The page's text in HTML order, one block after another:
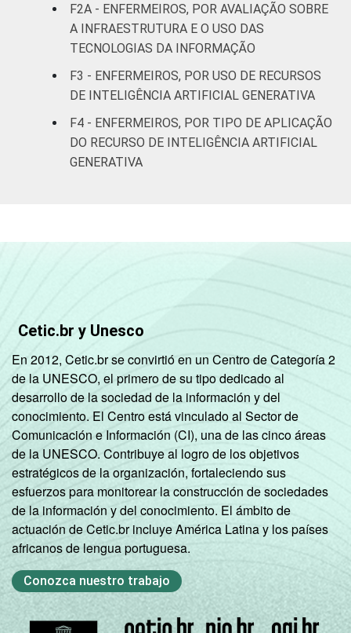
De 41
anos ou
LOCALIZAÇÃO Capital 17 83
Interior 21
F2A - ENFERMEIROS, POR AVALIAÇÃO SOBRE
A INFRAESTRUTURA E O USO DAS
TECNOLOGIAS DA INFORMAÇÃO
F3 - ENFERMEIROS, POR USO DE RECURSOS
DE INTELIGÊNCIA ARTIFICIAL GENERATIVA
F4 - ENFERMEIROS, POR TIPO DE APLICAÇÃO
DO RECURSO DE INTELIGÊNCIA ARTIFICIAL
GENERATIVA
Cetic.br y Unesco
En 2012, Cetic.br se convirtió en un Centro de Categoría 2
de la UNESCO, el primero de su tipo dedicado al
desarrollo de la sociedad de la información y del
conocimiento. El Centro está vinculado al Sector de
Comunicación e Información (CI), una de las cinco áreas
de la UNESCO. Contribuye al logro de los objetivos
estratégicos de la organización, fortaleciendo sus
esfuerzos para monitorear la construcción de sociedades
de la información y del conocimiento. El ámbito de
actuación de Cetic.br incluye América Latina y los países
africanos de lengua portuguesa.
Conozca nuestro trabajo